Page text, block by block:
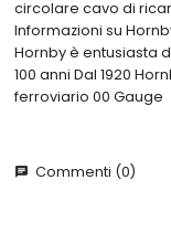
circolare cavo di
Informazioni su
Hornby è entusiasta
100 anni Dal 1920
ferroviario 00 Gauge
chat Commenti (0)